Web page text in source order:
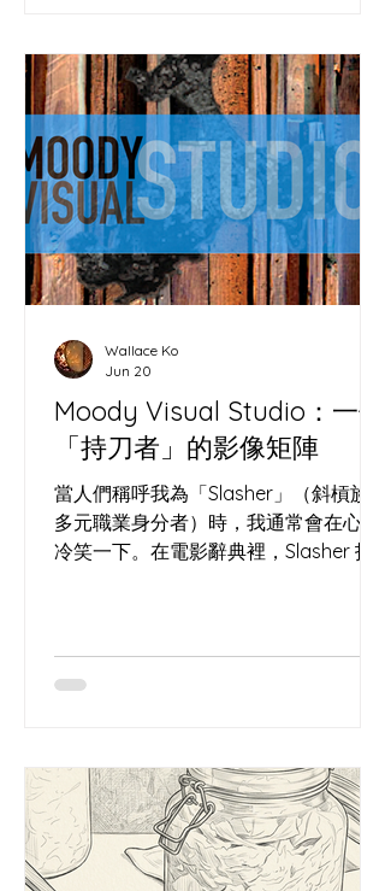
窗口巷 Window Alley 空間與酸種的玄
學：大館石階上的微氣候 一個烤麵包
的，為何跑去聽城市空間改造？ 因為做
酸種麵包（Sourdough）和地方營造
（Placemaking）本質上是同一門玄
學。沒有酵母的麵團只是死氣沉沉的死
麵；沒有人互動的鋼筋水泥，也只不過
是巨型墳場。 ( IMAGE ) 看看大館的洗
衣場石階。主辦方沒有砸重金裝潢，僅
用回收木箱、坐墊與幾盆植物，就像撒
下了一把高活性的酵母，瞬間改變了這
港人竟然願意停下腳步，讓「過道」發
酵成了「聚腳點」。 把荒廢角落轉化為
社區心臟，就像我們在處理高水合
（High Hydration）麵團——
Moody Visual Studio：一個
「持刀者」的影像矩陣
當人們稱呼我為「Slasher」（斜槓族 /
多元職業身分者）時，我通常會在心裡
冷笑一下。在電影辭典裡，Slasher 指
圖謀殺的，是這個時代的「遺忘」。 我
匠。這聽起來像精神分裂，但如果你看
懂了我的矩陣，就會發現這是一場極其
優雅的共生。 為什麼要經營
MoodyVisual？對抗單向的崩塌 時間是
Wallace Ko
Jun 20